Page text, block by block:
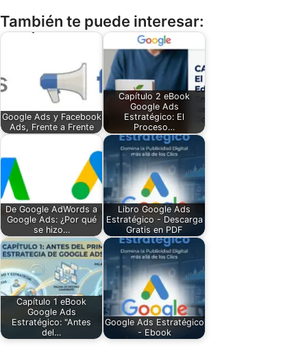
También te puede interesar:
Google Ads y Facebook
Ads, Frente a Frente
Capítulo 2 eBook
Google Ads
Estratégico: El
Proceso…
De Google AdWords a
Google Ads: ¿Por qué
se hizo…
Libro Google Ads
Estratégico - Descarga
Gratis en PDF
Capítulo 1 eBook
Google Ads
Estratégico: "Antes
del…
Google Ads Estratégico
- Ebook